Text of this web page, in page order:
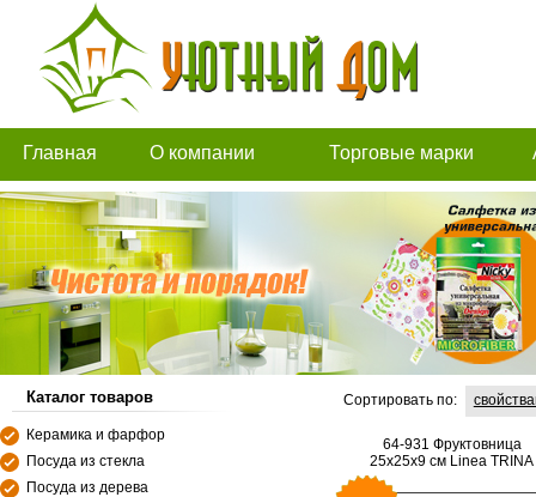
Главная О компании Торговые марки
Каталог товаров
Керамика и фарфор
Посуда из стекла
Посуда из дерева
Сортировать по:
64-931 Фруктовница
25х25х9 см Linea TRINA